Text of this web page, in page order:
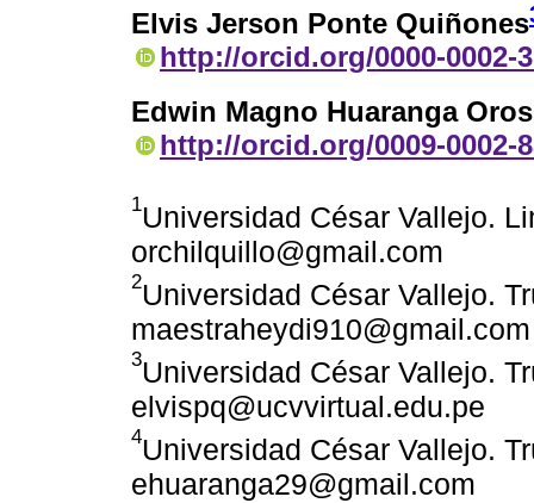
Elvis Jerson Ponte Quiñones
http://orcid.org/0000-0002-
Edwin Magno Huaranga
http://orcid.org/0009-0002-
1Universidad César Vallejo.
orchilquillo@gmail.com
2Universidad César Vallejo.
maestraheydi910@gmail.com
3Universidad César Vallejo.
elvispq@ucvvirtual.edu.pe
4Universidad César Vallejo.
ehuaranga29@gmail.com